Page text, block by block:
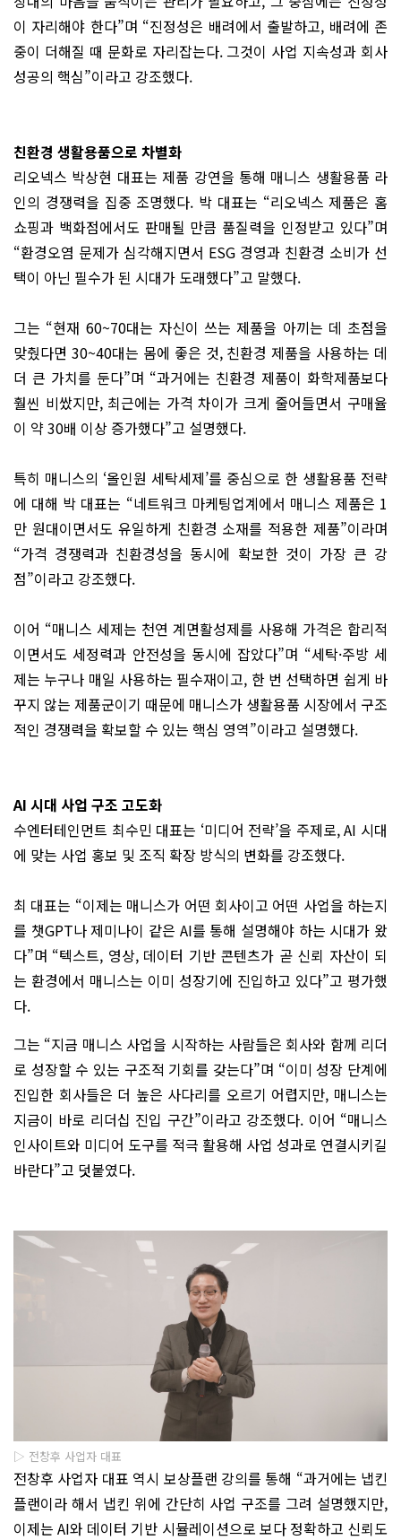
이 자리해야 한다”며 “진정성은 배려에서 출발하고, 배려에 존
중이 더해질 때 문화로 자리잡는다. 그것이 사업 지속성과 회사
성공의 핵심”이라고 강조했다.
친환경 생활용품으로 차별화
리오넥스 박상현 대표는 제품 강연을 통해 매니스 생활용품 라
인의 경쟁력을 집중 조명했다. 박 대표는 “리오넥스 제품은 홈
쇼핑과 백화점에서도 판매될 만큼 품질력을 인정받고 있다”며
“환경오염 문제가 심각해지면서 ESG 경영과 친환경 소비가 선
택이 아닌 필수가 된 시대가 도래했다”고 말했다.
그는 “현재 60~70대는 자신이 쓰는 제품을 아끼는 데 초점을
맞췄다면 30~40대는 몸에 좋은 것, 친환경 제품을 사용하는 데
더 큰 가치를 둔다”며 “과거에는 친환경 제품이 화학제품보다
훨씬 비쌌지만, 최근에는 가격 차이가 크게 줄어들면서 구매율
이 약 30배 이상 증가했다”고 설명했다.
특히 매니스의 ‘올인원 세탁세제’를 중심으로 한 생활용품 전략
에 대해 박 대표는 “네트워크 마케팅업계에서 매니스 제품은 1
만 원대이면서도 유일하게 친환경 소재를 적용한 제품”이라며
“가격 경쟁력과 친환경성을 동시에 확보한 것이 가장 큰 강
점”이라고 강조했다.
이어 “매니스 세제는 천연 계면활성제를 사용해 가격은 합리적
이면서도 세정력과 안전성을 동시에 잡았다”며 “세탁·주방 세
제는 누구나 매일 사용하는 필수재이고, 한 번 선택하면 쉽게 바
꾸지 않는 제품군이기 때문에 매니스가 생활용품 시장에서 구조
적인 경쟁력을 확보할 수 있는 핵심 영역”이라고 설명했다.
AI 시대 사업 구조 고도화
수엔터테인먼트 최수민 대표는 ‘미디어 전략’을 주제로, AI 시대
에 맞는 사업 홍보 및 조직 확장 방식의 변화를 강조했다.
최 대표는 “이제는 매니스가 어떤 회사이고 어떤 사업을 하는지
를 챗GPT나 제미나이 같은 AI를 통해 설명해야 하는 시대가 왔
다”며 “텍스트, 영상, 데이터 기반 콘텐츠가 곧 신뢰 자산이 되
는 환경에서 매니스는 이미 성장기에 진입하고 있다”고 평가했
다.
그는 “지금 매니스 사업을 시작하는 사람들은 회사와 함께 리더
로 성장할 수 있는 구조적 기회를 갖는다”며 “이미 성장 단계에
진입한 회사들은 더 높은 사다리를 오르기 어렵지만, 매니스는
지금이 바로 리더십 진입 구간”이라고 강조했다. 이어 “매니스
인사이트와 미디어 도구를 적극 활용해 사업 성과로 연결시키길
바란다”고 덧붙였다.
▷ 전창후 사업자 대표
전창후 사업자 대표 역시 보상플랜 강의를 통해 “과거에는 냅킨
플랜이라 해서 냅킨 위에 간단히 사업 구조를 그려 설명했지만,
이제는 AI와 데이터 기반 시뮬레이션으로 보다 정확하고 신뢰도